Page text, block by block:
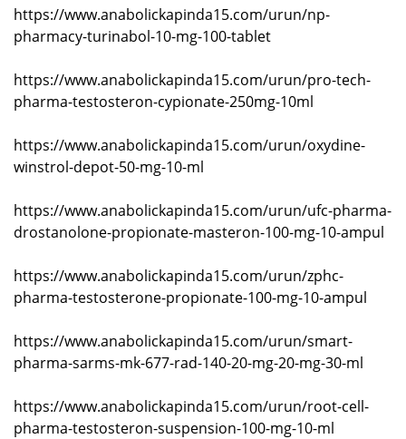
https://www.anabolickapinda15.com/urun/np-
pharmacy-turinabol-10-mg-100-tablet
https://www.anabolickapinda15.com/urun/pro-tech-
pharma-testosteron-cypionate-250mg-10ml
https://www.anabolickapinda15.com/urun/oxydine-
winstrol-depot-50-mg-10-ml
https://www.anabolickapinda15.com/urun/ufc-pharma-
drostanolone-propionate-masteron-100-mg-10-ampul
https://www.anabolickapinda15.com/urun/zphc-
pharma-testosterone-propionate-100-mg-10-ampul
https://www.anabolickapinda15.com/urun/smart-
pharma-sarms-mk-677-rad-140-20-mg-20-mg-30-ml
https://www.anabolickapinda15.com/urun/root-cell-
pharma-testosteron-suspension-100-mg-10-ml